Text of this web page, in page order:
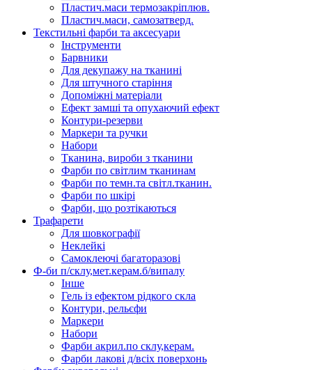
Пластич.маси термозакріплюв.
Пластич.маси, самозатверд.
Текстильні фарби та аксесуари
Інструменти
Барвники
Для декупажу на тканині
Для штучного старіння
Допоміжні матеріали
Ефект замші та опухаючий ефект
Контури-резерви
Маркери та ручки
Набори
Тканина, вироби з тканини
Фарби по світлим тканинам
Фарби по темн.та світл.тканин.
Фарби по шкірі
Фарби, що розтікаються
Трафарети
Для шовкографії
Неклейкі
Самоклеючі багаторазові
Ф-би п/склу,мет.керам.б/випалу
Інше
Гель із ефектом рідкого скла
Контури, рельєфи
Маркери
Набори
Фарби акрил.по склу,керам.
Фарби лакові д/всіх поверхонь